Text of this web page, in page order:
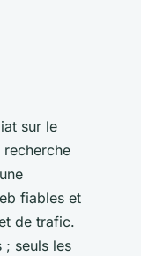
sur le
fiables et
de trafic.
; seuls les